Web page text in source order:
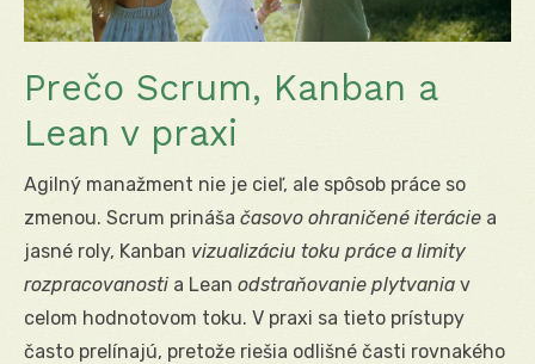
Prečo Scrum, Kanban a
Lean v praxi
Agilný manažment nie je cieľ, ale spôsob práce so
zmenou. Scrum prináša časovo ohraničené iterácie a
jasné roly, Kanban vizualizáciu toku práce a limity
rozpracovanosti a Lean odstraňovanie plytvania v
celom hodnotovom toku. V praxi sa tieto prístupy
často prelínajú, pretože riešia odlišné časti rovnakého